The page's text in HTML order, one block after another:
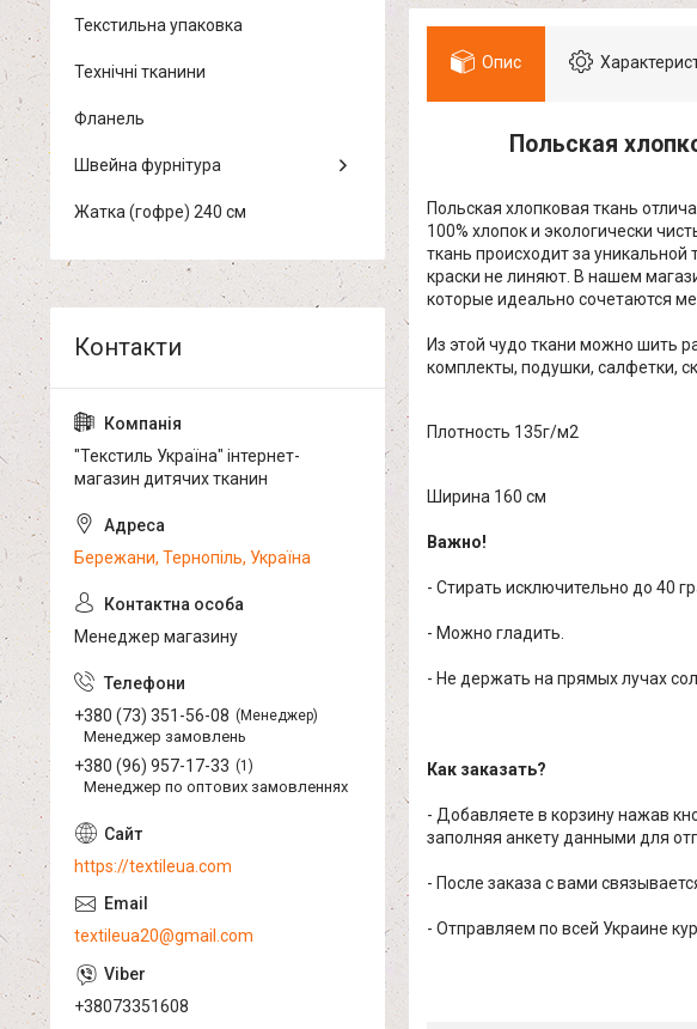
Опис
Польская
Польская хлопковая ткань
100% хлопок и экологически
ткань происходит за
краски не линяют. В нашем
которые идеально сочетаются
Из этой чудо ткани можно шить
комплекты, подушки, салфетки,
Плотность 135г/м2
Ширина 160 см
Важно!
- Стирать исключительно до 40
- Можно гладить.
- Не держать на прямых лучах
Как заказать?
- Добавляете в корзину нажав
заполняя анкету данными для
- После заказа с вами
- Отправляем по всей Украине
Текстильна упаковка
Технічні тканини
Фланель
Швейна фурнітура
Жатка (гофре) 240 см
"Текстиль Україна" інтернет-
магазин дитячих тканин
Бережани, Тернопіль, Україна
Менеджер магазину
+380 (73) 351-56-08 Менеджер
Менеджер замовлень
+380 (96) 957-17-33 1
Менеджер по оптових замовленнях
https://textileua.com
textileua20@gmail.com
+38073351608